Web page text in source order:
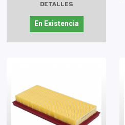
DETALLES
En Existencia